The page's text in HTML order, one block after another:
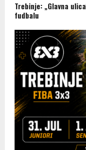
Trebinje: „Glavna
fudbalu